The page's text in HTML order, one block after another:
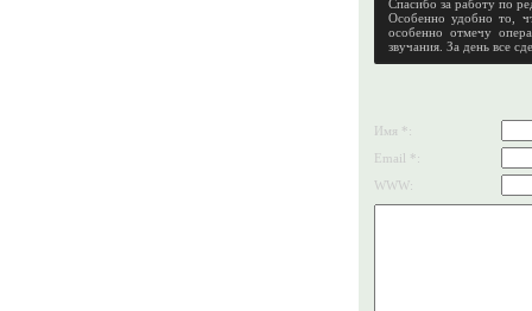
Спасибо за работу по
Особенно удобно то,
особенно отмечу
звучания. За день все
Имя *:
Email *:
WWW: